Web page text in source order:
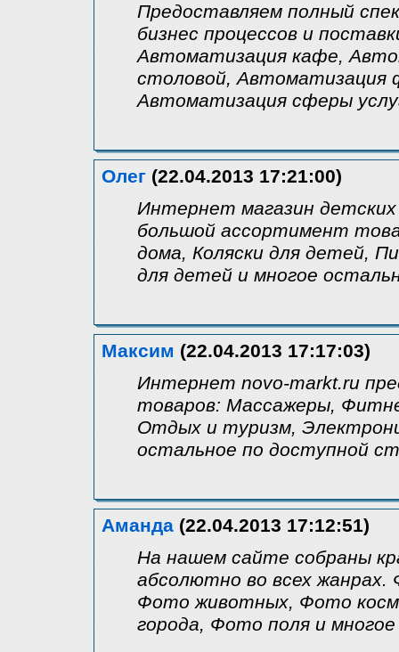
Предоставляем полный
бизнес процессов и
Автоматизация кафе,
столовой, Автоматизация
Автоматизация сферы
Олег (22.04.2013 17:21:00)
Интернет магазин
большой ассортимент
дома, Коляски для детей,
для детей и многое
Максим (22.04.2013 17:17:03)
Интернет novo-markt.ru
товаров: Массажеры,
Отдых и туризм,
остальное по доступной
Аманда (22.04.2013 17:12:51)
На нашем сайте собраны
абсолютно во всех
Фото животных, Фото
города, Фото поля и